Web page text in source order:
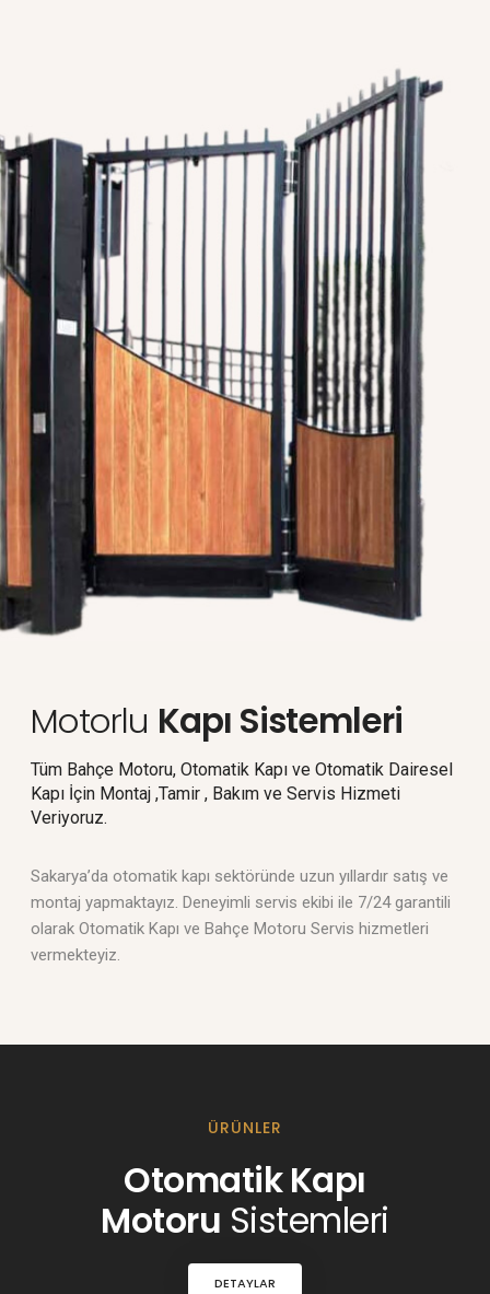
Motorlu Kapı Sistemleri
Tüm Bahçe Motoru, Otomatik Kapı ve Otomatik Dairesel
Kapı İçin Montaj ,Tamir , Bakım ve Servis Hizmeti
Veriyoruz.
Sakarya’da otomatik kapı sektöründe uzun yıllardır satış ve
montaj yapmaktayız. Deneyimli servis ekibi ile 7/24 garantili
olarak Otomatik Kapı ve Bahçe Motoru Servis hizmetleri
vermekteyiz.
ÜRÜNLER
Otomatik Kapı
Motoru Sistemleri
DETAYLAR